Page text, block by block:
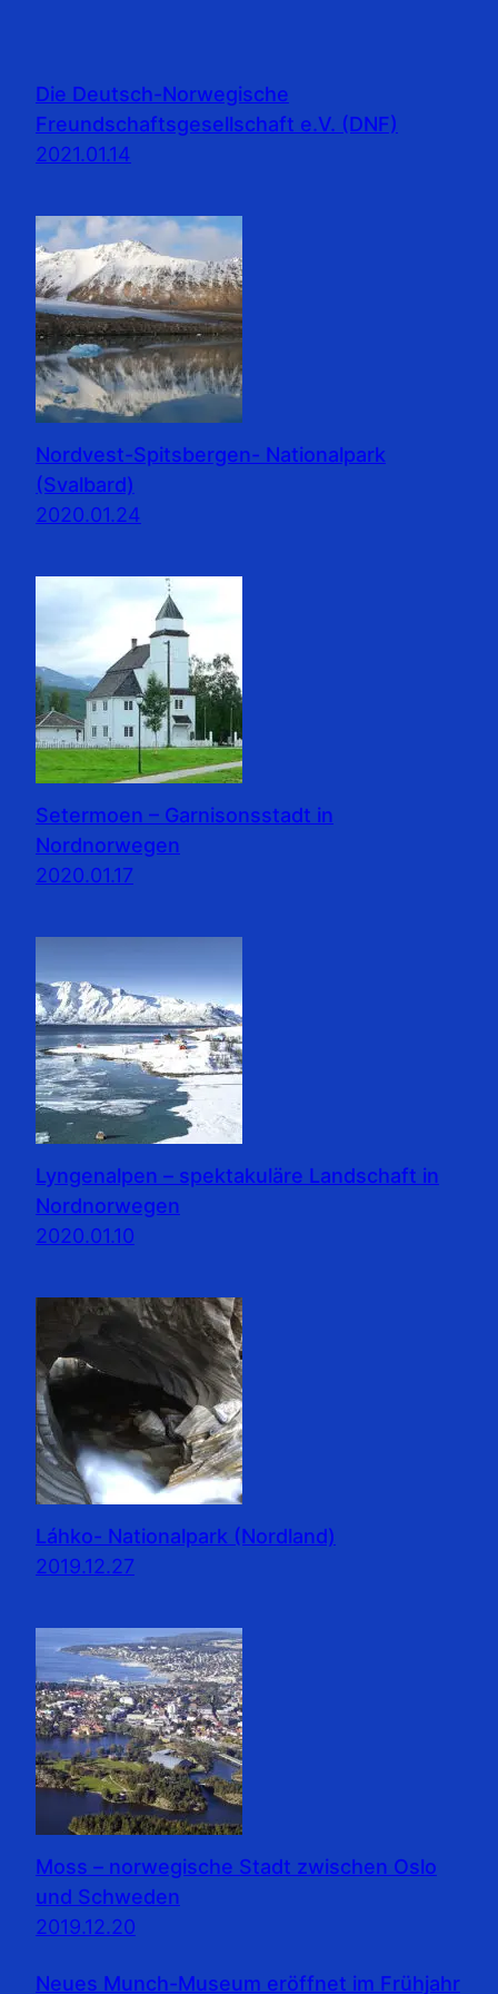
Die Deutsch-Norwegische
Freundschaftsgesellschaft e.V. (DNF)
2021.01.14
Nordvest-Spitsbergen- Nationalpark
(Svalbard)
2020.01.24
Setermoen – Garnisonsstadt in
Nordnorwegen
2020.01.17
Lyngenalpen – spektakuläre Landschaft in
Nordnorwegen
2020.01.10
Láhko- Nationalpark (Nordland)
2019.12.27
Moss – norwegische Stadt zwischen Oslo
und Schweden
2019.12.20
Neues Munch-Museum eröffnet im Frühjahr